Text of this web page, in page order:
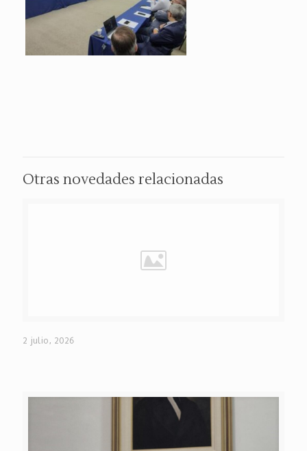
Otras novedades relacionadas
2 julio, 2026